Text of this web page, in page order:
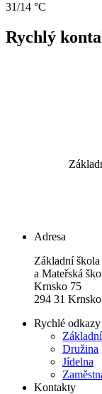
31/14 °C
Rychlý
Adresa
Základní škola
a Mateřská
Krnsko 75
294 31 Krnsko
Rychlé odkazy
Družina
Jídelna
Kontakty